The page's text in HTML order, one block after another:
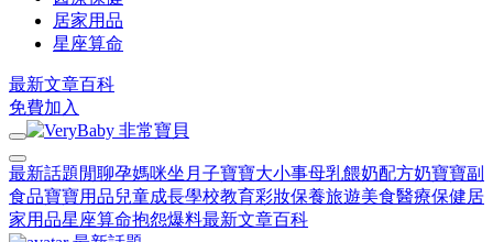
居家用品
星座算命
最新文章百科
免費加入
最新話題 閒聊孕媽咪坐月子寶寶大小事母乳餵奶配方奶寶寶副
食品寶寶用品兒童成長學校教育彩妝保養旅遊美食醫療保健居
家用品星座算命抱怨爆料最新文章百科